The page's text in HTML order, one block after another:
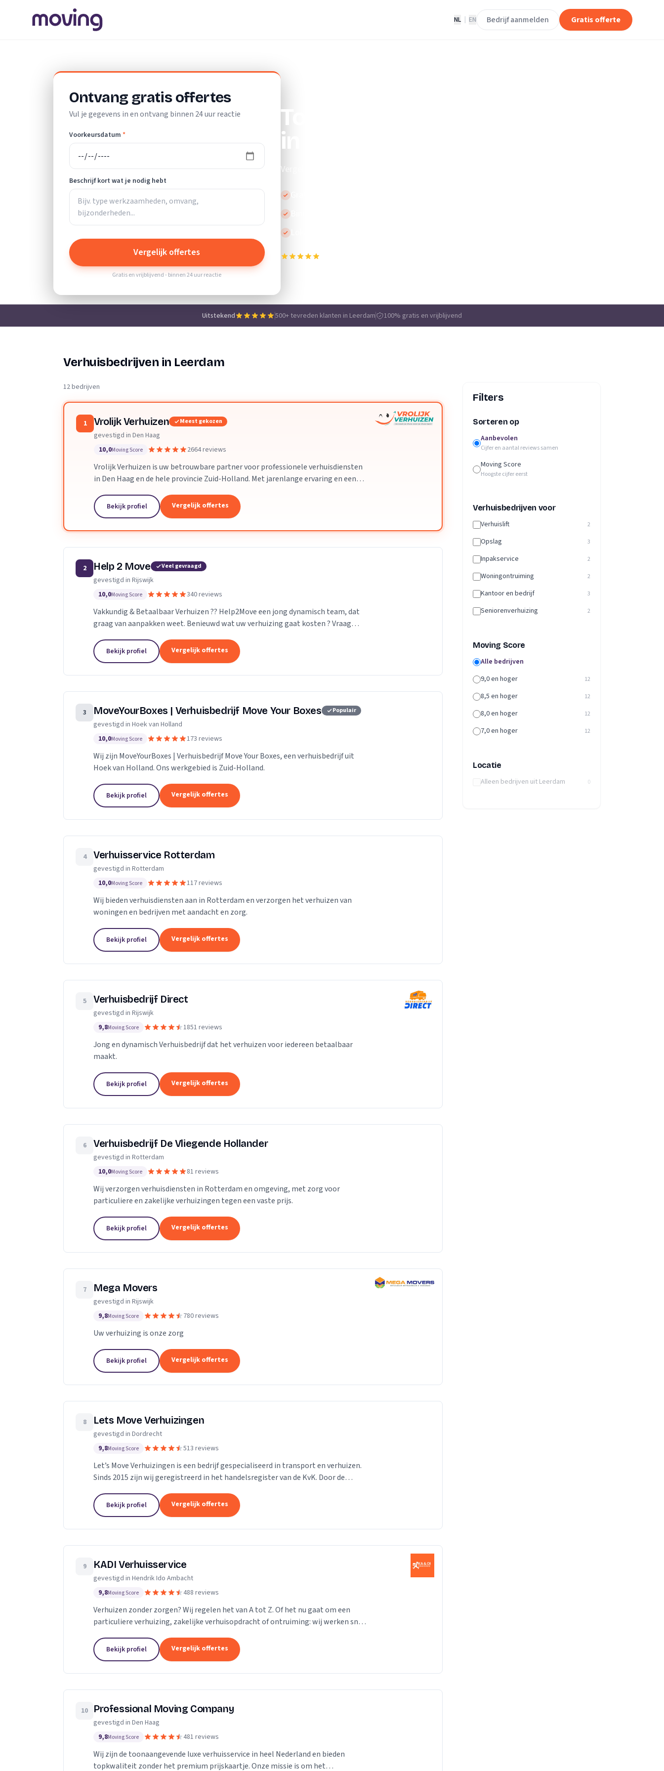
NL EN Bedrijf aanmelden Gratis offerte
Ontvang gratis offertes
Vul je gegevens in en ontvang binnen 24 uur reactie
Voorkeursdatum *
Beschrijf kort wat je nodig hebt
Vergelijk offertes
Gratis en vrijblijvend - binnen 24 uur reactie
Top 10 beste verhuisbedrijven
in Leerdam
Vergelijk de beste verhuisbedrijven in Leerdam.
Gratis en vrijblijvend
Binnen 24 uur reactie
Lokale vakmensen
Uitstekend 500+ tevreden klanten in Leerdam 100% gratis en vrijblijvend
Verhuisbedrijven in Leerdam
12 bedrijven
1 Vrolijk Verhuizen Meest gekozen
gevestigd in Den Haag
10,0Moving Score 2664 reviews
Vrolijk Verhuizen is uw betrouwbare partner voor professionele verhuisdiensten
in Den Haag en de hele provincie Zuid-Holland. Met jarenlange ervaring en een
verloopt.
Bekijk profiel Vergelijk offertes
2 Help 2 Move Veel gevraagd
gevestigd in Rijswijk
10,0Moving Score 340 reviews
Vakkundig & Betaalbaar Verhuizen ?? Help2Move een jong dynamisch team, dat
graag van aanpakken weet. Benieuwd wat uw verhuizing gaat kosten ? Vraag
Bekijk profiel Vergelijk offertes
3 MoveYourBoxes | Verhuisbedrijf Move Your Boxes Populair
gevestigd in Hoek van Holland
10,0Moving Score 173 reviews
Wij zijn MoveYourBoxes | Verhuisbedrijf Move Your Boxes, een verhuisbedrijf uit
Hoek van Holland. Ons werkgebied is Zuid-Holland.
Bekijk profiel Vergelijk offertes
4 Verhuisservice Rotterdam
gevestigd in Rotterdam
10,0Moving Score 117 reviews
Wij bieden verhuisdiensten aan in Rotterdam en verzorgen het verhuizen van
woningen en bedrijven met aandacht en zorg.
Bekijk profiel Vergelijk offertes
5 Verhuisbedrijf Direct
gevestigd in Rijswijk
9,8Moving Score 1851 reviews
Jong en dynamisch Verhuisbedrijf dat het verhuizen voor iedereen betaalbaar
maakt.
Bekijk profiel Vergelijk offertes
6 Verhuisbedrijf De Vliegende Hollander
gevestigd in Rotterdam
10,0Moving Score 81 reviews
Wij verzorgen verhuisdiensten in Rotterdam en omgeving, met zorg voor
particuliere en zakelijke verhuizingen tegen een vaste prijs.
Bekijk profiel Vergelijk offertes
7 Mega Movers
gevestigd in Rijswijk
9,8Moving Score 780 reviews
Uw verhuizing is onze zorg
Bekijk profiel Vergelijk offertes
8 Lets Move Verhuizingen
gevestigd in Dordrecht
9,8Moving Score 513 reviews
Let’s Move Verhuizingen is een bedrijf gespecialiseerd in transport en verhuizen.
Sinds 2015 zijn wij geregistreerd in het handelsregister van de KvK. Door de
Bekijk profiel Vergelijk offertes
9 KADI Verhuisservice
gevestigd in Hendrik Ido Ambacht
9,8Moving Score 488 reviews
Verhuizen zonder zorgen? Wij regelen het van A tot Z. Of het nu gaat om een
particuliere verhuizing, zakelijke verhuisopdracht of ontruiming: wij werken snel,
tijdelijke opslag — u kunt op ons rekenen. Met onze professionele aanpak en
uitstekende klantbeoordelingen zorgen wij voor een soepele verhuizing zonder
Bekijk profiel Vergelijk offertes
10 Professional Moving Company
gevestigd in Den Haag
9,8Moving Score 481 reviews
Wij zijn de toonaangevende luxe verhuisservice in heel Nederland en bieden
topkwaliteit zonder het premium prijskaartje. Onze missie is om het
Filters
Sorteren op
Aanbevolen
Cijfer en aantal reviews samen
Moving Score
Hoogste cijfer eerst
Verhuisbedrijven voor
Verhuislift 2
Opslag 3
Inpakservice 2
Woningontruiming 2
Kantoor en bedrijf 3
Seniorenverhuizing 2
Moving Score
Alle bedrijven
9,0 en hoger
12
8,5 en hoger 12
8,0 en hoger 12
7,0 en hoger 12
Locatie
Alleen bedrijven uit Leerdam 0